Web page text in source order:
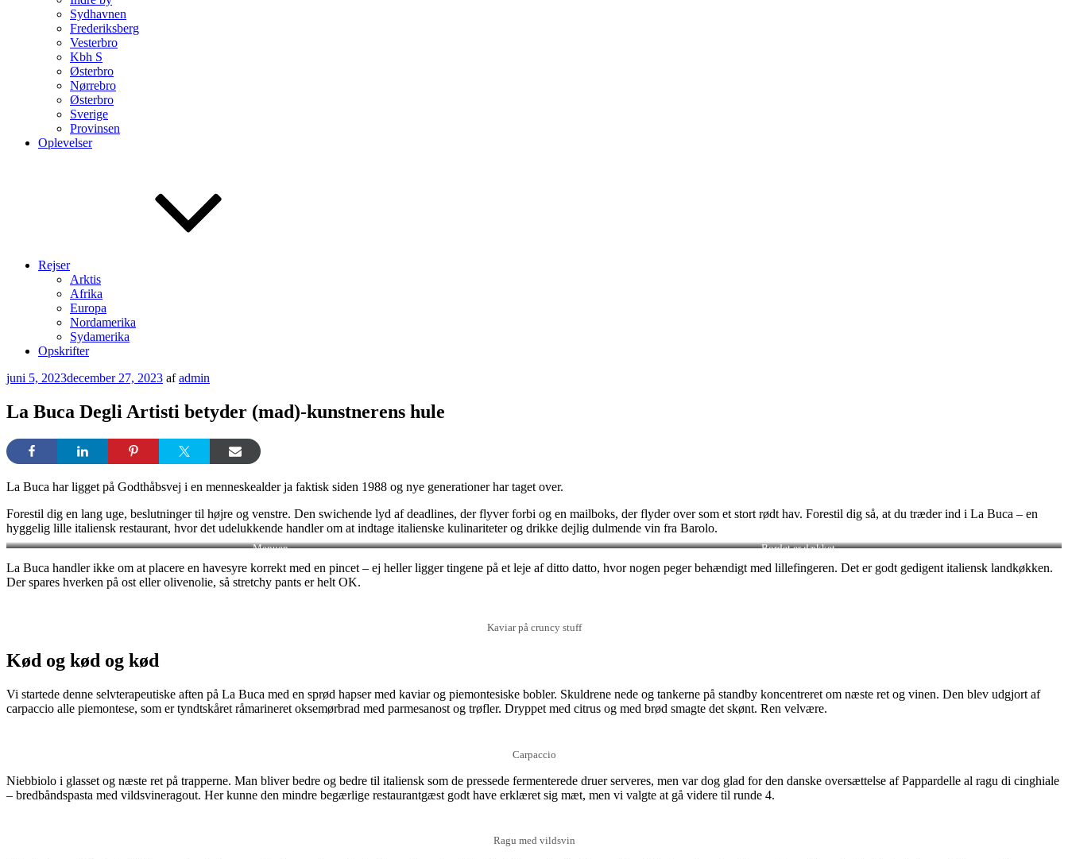
Sydhavnen
Frederiksberg
Vesterbro
Kbh S
Østerbro
Nørrebro
Østerbro
Sverige
Provinsen
Oplevelser
Rejser
Arktis
Afrika
Europa
Nordamerika
Sydamerika
Opskrifter
Udgivet
juni 5, 2023december 27, 2023 afadmin
La Buca Degli Artisti betyder (mad)-kunstnerens hule
La Buca har ligget på Godthåbsvej i en menneskealder ja faktisk siden 1988 og nye generationer har taget over.
Forestil dig en lang uge, beslutninger til højre og venstre. Den swichende lyd af deadlines, der flyver forbi og en mailboks, der flyder over som et stort rødt hav. Forestil dig så, at du træder ind i La Buca – en
hyggelig lille italiensk restaurant, hvor det udelukkende handler om at indtage italienske kulinariteter og drikke dejlig dulmende vin fra Barolo.
Menuen Bordet er dækket
La Buca handler ikke om at placere en havesyre korrekt med en pincet – ej heller ligger tingene på et leje af ditto datto, hvor nogen peger behændigt med lillefingeren. Det er godt gedigent italiensk landkøkken.
Der spares hverken på ost eller olivenolie, så stretchy pants er helt OK.
Kaviar på cruncy stuff
Kød og kød og kød
Vi startede denne selvterapeutiske aften på La Buca med en sprød hapser med kaviar og piemontesiske bobler. Skuldrene nede og tankerne på standby koncentreret om næste ret og vinen. Den blev udgjort af
carpaccio alle piemontese, som er tyndtskåret råmarineret oksemørbrad med parmesanost og trøfler. Dryppet med citrus og med brød smagte det skønt. Ren velvære.
Carpaccio
Niebbiolo i glasset og næste ret på trapperne. Man bliver bedre og bedre til italiensk som de pressede fermenterede druer serveres, men var dog glad for den danske oversættelse af Pappardelle al ragu di cinghiale
– bredbåndspasta med vildsvineragout. Her kunne den mindre begærlige restaurantgæst godt have erklæret sig mæt, men vi valgte at gå videre til runde 4.
Ragu med vildsvin